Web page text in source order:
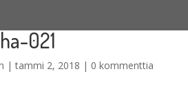
021
|tammi 2, 2018 | 0 kommenttia